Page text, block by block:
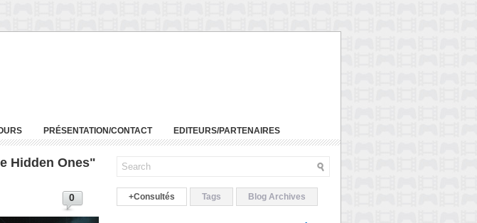
PRÉSENTATION/CONTACT EDITEURS/PARTENAIRES
Hidden Ones"
0 +Consultés Tags Blog Archives